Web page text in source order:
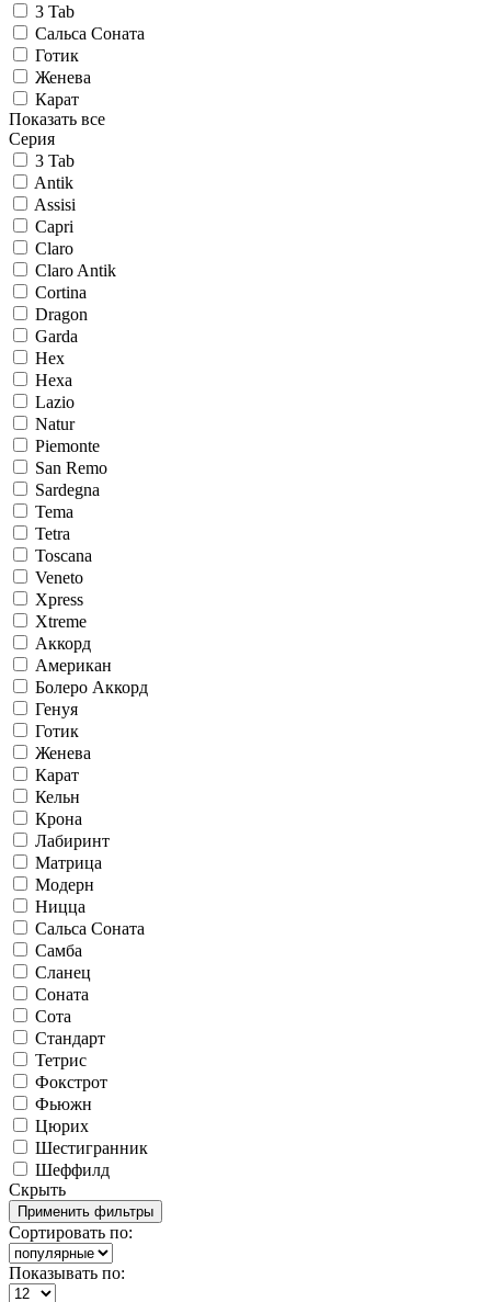
3 Tab
Сальса Соната
Готик
Женева
Карат
Показать все
Серия
3 Tab
Antik
Assisi
Capri
Claro
Claro Antik
Cortina
Dragon
Garda
Hex
Hexa
Lazio
Natur
Piemonte
San Remo
Sardegna
Tema
Tetra
Toscana
Veneto
Xpress
Xtreme
Аккорд
Американ
Болеро Аккорд
Генуя
Готик
Женева
Карат
Кельн
Крона
Лабиринт
Матрица
Модерн
Ницца
Сальса Соната
Самба
Сланец
Соната
Сота
Стандарт
Тетрис
Фокстрот
Фьюжн
Цюрих
Шестигранник
Шеффилд
Скрыть
Сортировать по:
Показывать по: